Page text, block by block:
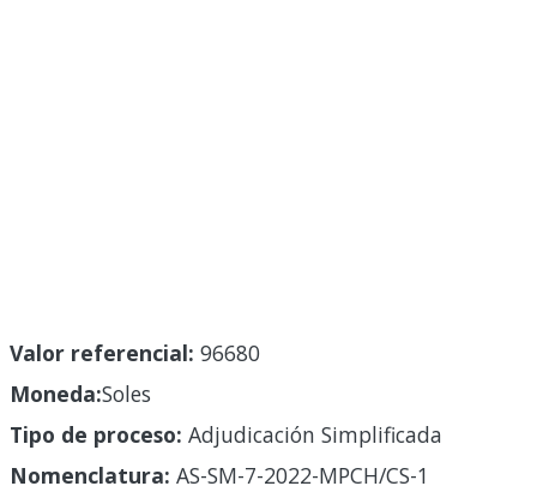
Valor referencial: 96680
Moneda:Soles
Tipo de proceso: Adjudicación Simplificada
Nomenclatura: AS-SM-7-2022-MPCH/CS-1